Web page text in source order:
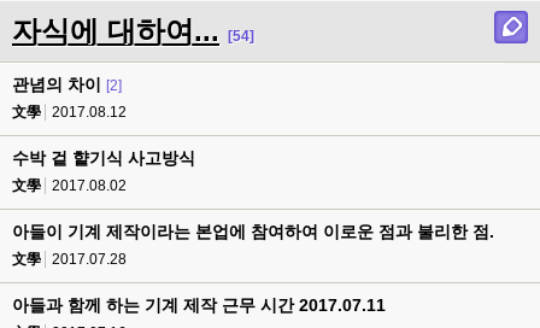
자식에 대하여... [54]
관념의 차이
[2]
文學
2017.08.12
수박 겉 햩기식 사고방식
文學 2017.08.02
아들이 기계 제작이라는 본업에 참여하여 이로운 점과 불리한 점.
文學 2017.07.28
아들과 함께 하는 기계 제작 근무 시간 2017.07.11